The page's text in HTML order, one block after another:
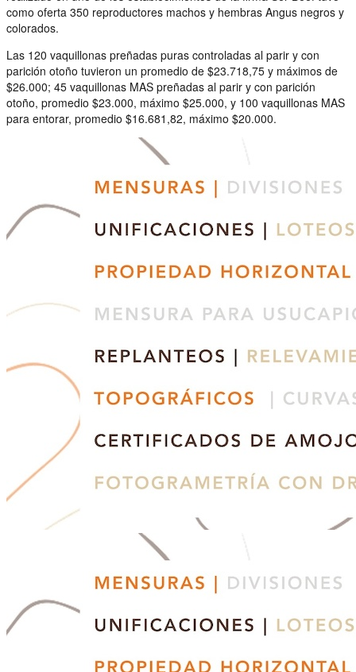
como oferta 350 reproductores machos y hembras Angus negros y
colorados.
Las 120 vaquillonas preñadas puras controladas al parir y con
parición otoño tuvieron un promedio de $23.718,75 y máximos de
$26.000; 45 vaquillonas MAS preñadas al parir y con parición
otoño, promedio $23.000, máximo $25.000, y 100 vaquillonas MAS
para entorar, promedio $16.681,82, máximo $20.000.